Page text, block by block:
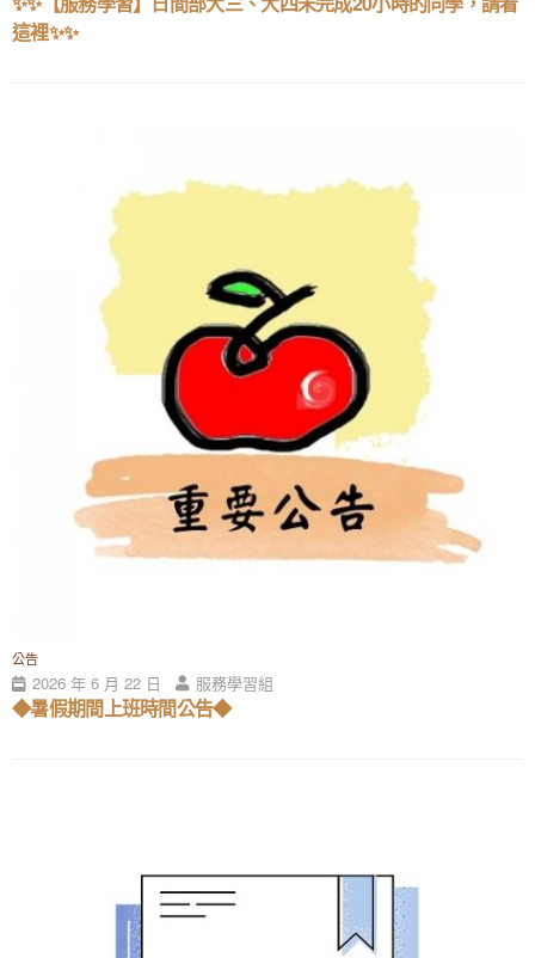
這裡✨✨
公告
2026 年 6 月 22 日 服務學習組
◆暑假期間上班時間公告◆